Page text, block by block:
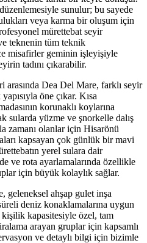
sunulur; bu sayede
veya karma bir oluşum için
mürettebat seyir
teknenin tüm teknik
misafirler geminin işleyişiyle
tadını çıkarabilir.
arasında Dea Del Mare, farklı seyir
öne çıkar. Kısa
korunaklı koylarına
sularda yüzme ve şnorkelle dalış
zamanı olanlar için Hisarönü
kapsayan çok günlük bir mavi
yerel sulara dair
ve rota ayarlamalarında özellikle
için büyük kolaylık sağlar.
geleneksel ahşap gulet inşa
deniz konaklamalarına uygun
kapasitesiyle özel, tam
arayan gruplar için kapsamlı
ve detaylı bilgi için bizimle